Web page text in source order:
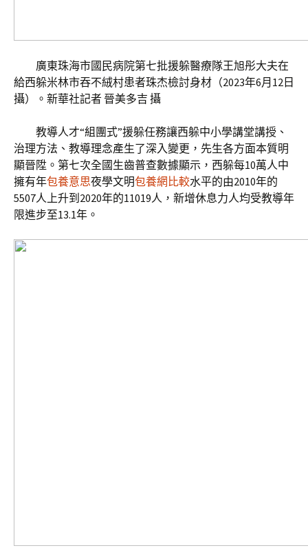
廣東珠海市國民病院第七批援躲醫療隊王旭彤大夫在
給西躲米林市吞不絨村患者珠杰檢討身材（2023年6月12日
攝）。新華社記者 晉美多吉 攝
教導人才“組團式”援躲任務讓西躲中小學講堂講授、
治理方法、教導理念產生了深入變更，先生各方面本質明
顯晉陞。第七次全國生齒普查數據顯示，西躲每10萬人中
擁有年包養意思夜學文明包養網比較水平的由2010年的
5507人上升到2020年的11019人，新增休息力人均受教導年
限進步至13.1年。